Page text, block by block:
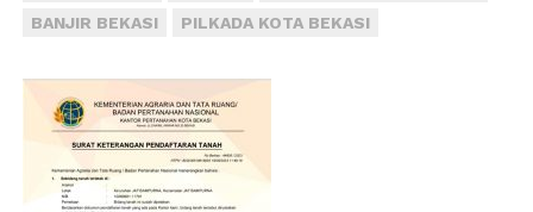
BANJIR BEKASI
PILKADA KOTA BEKASI